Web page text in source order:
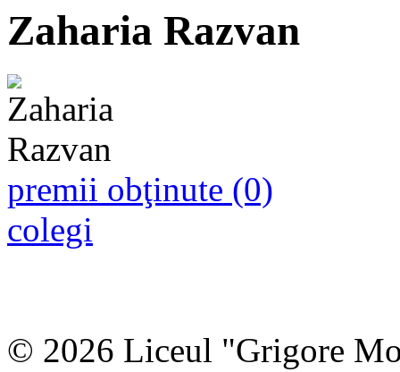
Zaharia Razvan
premii obţinute (0)
colegi
© 2026 Liceul "Grigore